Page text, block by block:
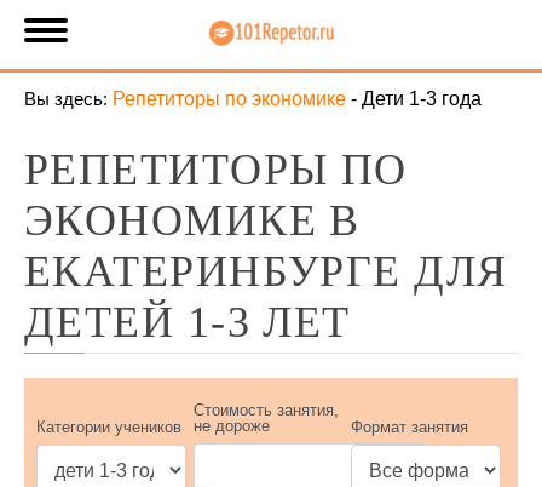
Вы здесь: Репетиторы по экономике - Дети 1-3 года
РЕПЕТИТОРЫ ПО
ЭКОНОМИКЕ В
ЕКАТЕРИНБУРГЕ ДЛЯ
ДЕТЕЙ 1-3 ЛЕТ
Категории учеников
Стоимость занятия,
не дороже
Формат занятия